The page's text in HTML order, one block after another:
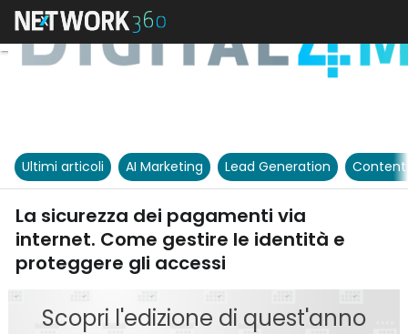
Ultimi articoli AI Marketing Lead Generation
La sicurezza dei pagamenti via
internet. Come gestire le identità e
proteggere gli accessi
Scopri l'edizione di quest'anno